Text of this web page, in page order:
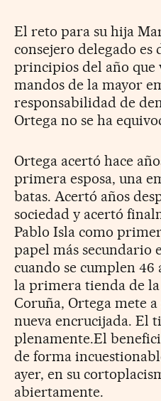
El reto para su hija
consejero delegado es
principios del año que
mandos de la mayor
responsabilidad de
Ortega no se ha
Ortega acertó hace
primera esposa, una
batas. Acertó años
sociedad y acertó
Pablo Isla como
papel más secundario
cuando se cumplen
la primera tienda de
Coruña, Ortega mete
nueva encrucijada. El
plenamente.El
de forma
ayer, en su
abiertamente.